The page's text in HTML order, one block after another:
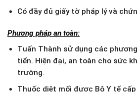
Có đầy đủ giấy tờ pháp lý và
Phương pháp an toàn:
Tuấn Thành sử dụng các
tiến. Hiện đại, an toàn cho sức
trường.
Thuốc diệt mối được Bộ Y tế